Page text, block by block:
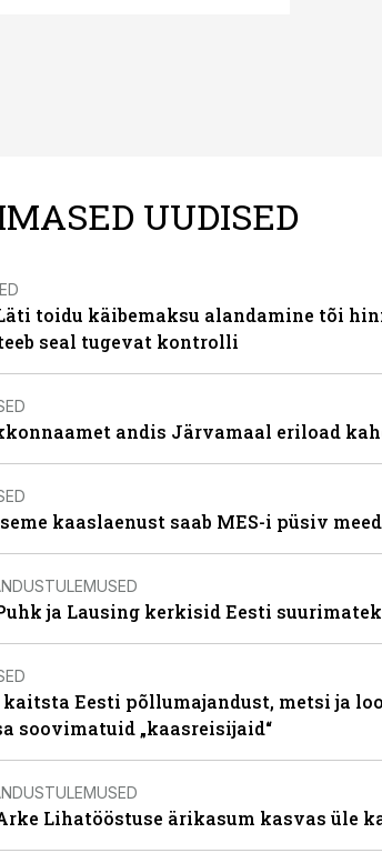
UUDISED
toidu käibemaksu alandamine tõi
seal tugevat kontrolli
andis Järvamaal eriload
kaaslaenust saab MES-i püsiv
ja Lausing kerkisid Eesti
Eesti põllumajandust, metsi ja
soovimatuid „kaasreisijaid“
Lihatööstuse ärikasum kasvas üle